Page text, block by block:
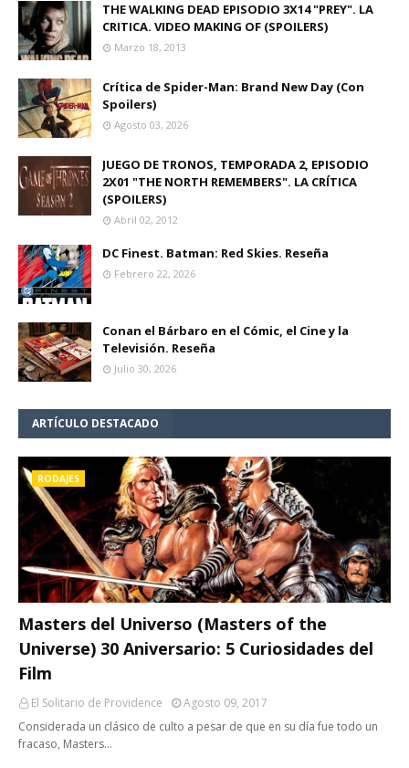
THE WALKING DEAD EPISODIO 3X14 "PREY". LA
CRITICA. VIDEO MAKING OF (SPOILERS)
Marzo 18, 2013
Crítica de Spider-Man: Brand New Day (Con
Spoilers)
Agosto 03, 2026
JUEGO DE TRONOS, TEMPORADA 2, EPISODIO
2X01 "THE NORTH REMEMBERS". LA CRÍTICA
(SPOILERS)
Abril 02, 2012
DC Finest. Batman: Red Skies. Reseña
Febrero 22, 2026
Conan el Bárbaro en el Cómic, el Cine y la
Televisión. Reseña
Julio 30, 2026
ARTÍCULO DESTACADO
RODAJES
Masters del Universo (Masters of the
Universe) 30 Aniversario: 5 Curiosidades del
Film
El Solitario de Providence
Agosto 09, 2017
Considerada un clásico de culto a pesar de que en su día fue todo un
fracaso, Masters…